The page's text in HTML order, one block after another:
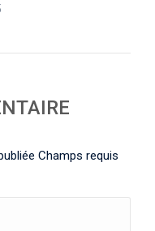
Champs requis